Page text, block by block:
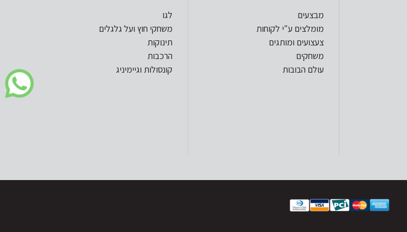
מבצעים
מומלצים ע"י לקוחות
צעצועים ומותגים
משחקים
עולם הבובות
לגו
משחקי חוץ ועל גלגלים
תינוקות
הרכבות
קונסולות וגיימיניג